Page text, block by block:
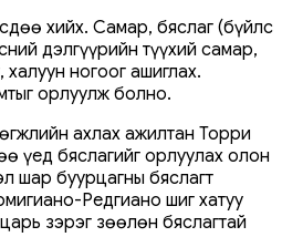
хийх. Самар, бяслаг (бүйлс
дэлгүүрийн түүхий самар,
ногоог ашиглах.
орлуулж болно.
ахлах ажилтан Торри
үед бяслагийг орлуулах олон
шар буурцагны бяслагт
Редгиано шиг хатуу
зэрэг зөөлөн бяслагтай